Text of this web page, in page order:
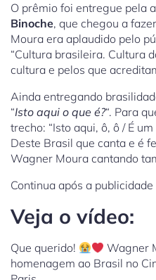
O prêmio foi entregue pela
Binoche, que chegou a
Moura era aplaudido pelo
“Cultura brasileira. Cultura
cultura e pelos que
Ainda entregando
“Isto aqui o que é?“. Para
trecho: “Isto aqui, ô, ô / É
Deste Brasil que canta e é
Wagner Moura cantando
Continua após a publicidade
Veja o vídeo:
Que querido!
Wagner
homenagem ao Brasil no